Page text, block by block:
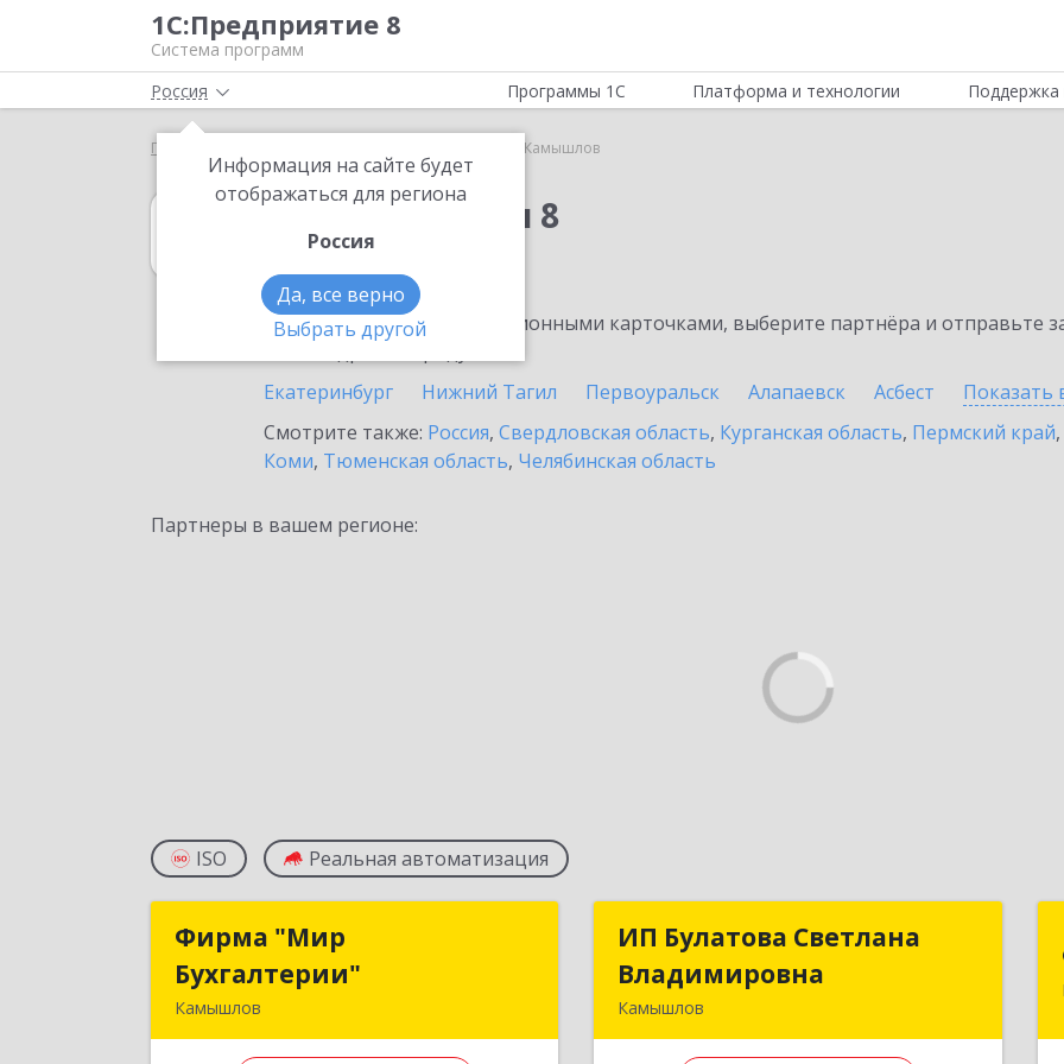
1С:Предприятие 8
Система программ
Россия
Информация на сайте будет
отображаться для региона
Россия
Да, все верно
Выбрать другой
Программы 1С Платформа и технологии Поддержка
Главная Камышлов
1С:Бухгалтерия 8
в Камышлове
Ознакомьтесь с информационными карточками, выберите партнёра и отправьте
Екатеринбург
Нижний Тагил Первоуральск Алапаевск Асбест Показать
Смотрите также: Россия, Свердловская область, Курганская область, Пермский край,
Коми, Тюменская область, Челябинская область
Партнеры в вашем регионе:
ISO Реальная автоматизация
Фирма "Мир
Бухгалтерии"
Камышлов
Бухгалтерии"
ИП Булатова Светлана
Владимировна
Камышлов
ИП Булатова Светлана
Владимировна